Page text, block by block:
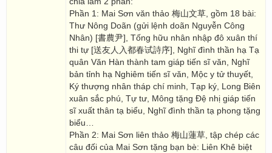
Phần 1: Mai Sơn văn thảo 梅山文草, gồm 18 bài:
Thư Nông Doãn (gửi lệnh doãn Nguyễn Công
Nhân) [書農尹], Tống hữu nhân nhập đô xuân thí
thi tự [送友人入都春试詩序], Nghĩ đình thần hạ Tạ
quân Văn Hàn thành tam giáp tiến sĩ văn, Nghĩ
bản tỉnh hạ Nghiêm tiến sĩ văn, Mộc y tử thuyết,
Ký thượng nhân tháp chí minh, Tạp ký, Long Biên
xuân sắc phú, Tự tư, Mông tặng Đệ nhị giáp tiến
sĩ xuất thân tạ biểu, Nghĩ đình thần tạ phong tặng
biểu…
Phần 2: Mai Sơn liên thảo 梅山蓮草, tập chép các
câu đối của Mai Sơn tặng bạn bè: Liên Khê biệt